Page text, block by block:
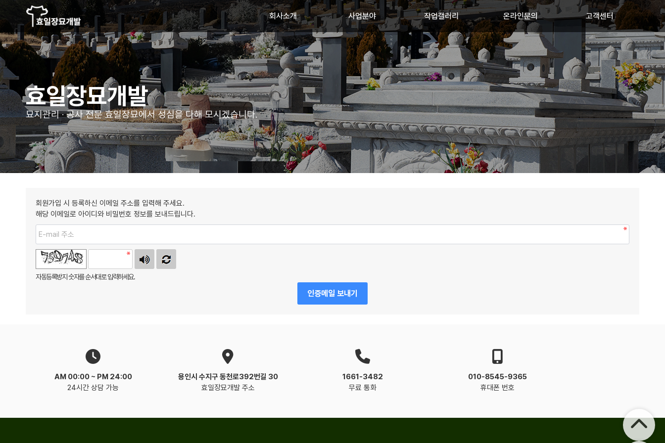
회사소개 사업분야 작업갤러리 온라인문의 고객센터
효일장묘개발
묘지관리 · 공사 전문 효일장묘에서성심을 다해 모시겠습니다.
회원가입 시 등록하신 이메일 주소를 입력해 주세요.
해당 이메일로 아이디와 비밀번호 정보를 보내드립니다.
자동등록방지 숫자를 순서대로 입력하세요.
인증메일 보내기
AM 00:00 ~ PM 24:00
24시간 상담 가능
용인시 수지구동천로392번길 30
효일장묘개발 주소
1661-3482
무료 통화
010-8545-9365
휴대폰 번호